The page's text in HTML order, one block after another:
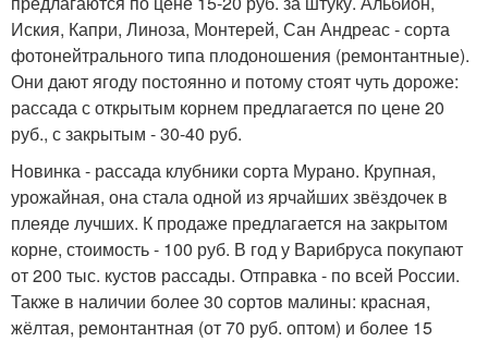
Иския, Капри, Линоза, Монтерей, Сан Андреас - сорта
фотонейтрального типа плодоношения (ремонтантные).
Они дают ягоду постоянно и потому стоят чуть дороже:
рассада с открытым корнем предлагается по цене 20
руб., с закрытым - 30-40 руб.
Новинка - рассада клубники сорта Мурано. Крупная,
урожайная, она стала одной из ярчайших звёздочек в
плеяде лучших. К продаже предлагается на закрытом
корне, стоимость - 100 руб. В год у Варибруса покупают
от 200 тыс. кустов рассады. Отправка - по всей России.
Также в наличии более 30 сортов малины: красная,
жёлтая, ремонтантная (от 70 руб. оптом) и более 15